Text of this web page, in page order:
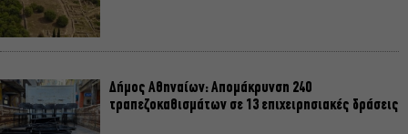
Δήμος Αθηναίων: Απομάκρυνση 240
τραπεζοκαθισμάτων σε 13 επιχειρησιακές δράσεις